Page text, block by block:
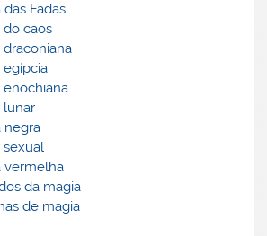
Fadas
do caos
draconiana
egípcia
enochiana
lunar
negra
sexual
vermelha
da magia
de magia